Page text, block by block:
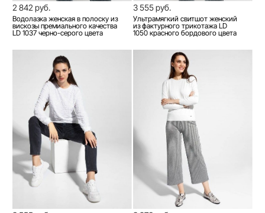
2 842 руб.
Водолазка женская в полоску из
вискозы премиального качества
LD 1037 черно-серого цвета
3 555 руб.
Ультрамягкий свитшот женский
из фактурного трикотажа LD
1050 красного бордового цвета